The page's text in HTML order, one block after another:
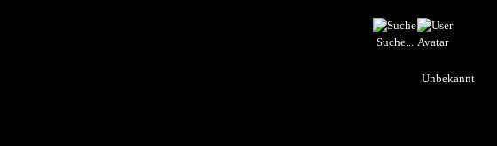
Suche...
Unbekannt